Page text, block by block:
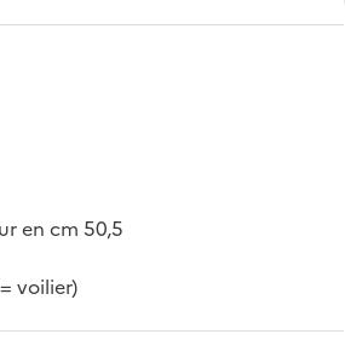
en cm 50,5
voilier)